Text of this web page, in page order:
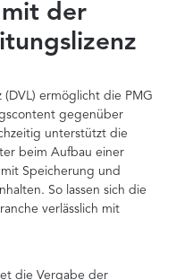
der
ermöglicht die PMG
gegenüber
unterstützt die
beim Aufbau einer
Speicherung und
So lassen sich die
verlässlich mit
die Vergabe der